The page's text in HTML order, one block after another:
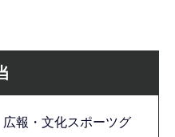
報・文化スポーツグ